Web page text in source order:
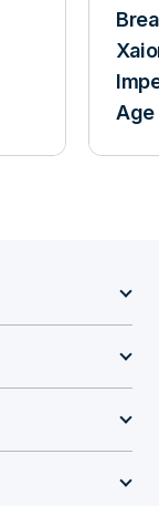
Age